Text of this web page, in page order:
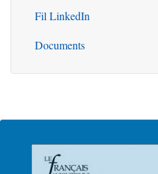
Fil LinkedIn
Documents